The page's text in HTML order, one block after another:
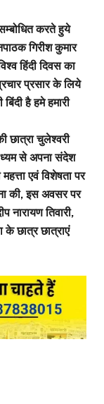
करते हुये
गिरीश कुमार
हिंदी दिवस का
प्रसार के लिये
है हमे हमारी
छात्रा चुलेश्वरी
से अपना संदेश
एवं विशेषता पर
की, इस अवसर पर
नारायण तिवारी,
के छात्र छात्राएं